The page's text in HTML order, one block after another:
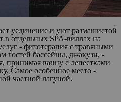
уединение и уют размашистой
отдельных SPA-виллах на
- фитотерапия с травяными
гостей бассейны, джакузи, -
принимая ванну с лепестками
Самое особенное место -
частной лагуной.